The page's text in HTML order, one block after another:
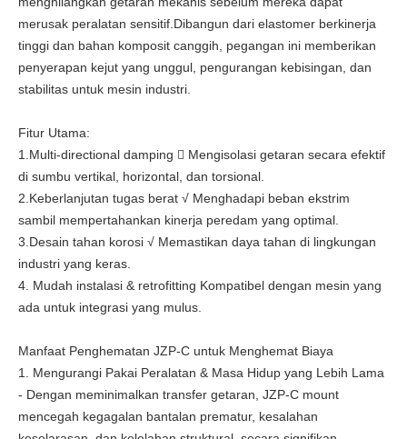
merusak peralatan sensitif.Dibangun dari elastomer berkinerja
tinggi dan bahan komposit canggih, pegangan ini memberikan
penyerapan kejut yang unggul, pengurangan kebisingan, dan
stabilitas untuk mesin industri.
Fitur Utama:
1.Multi-directional damping  Mengisolasi getaran secara efektif
di sumbu vertikal, horizontal, dan torsional.
2.Keberlanjutan tugas berat √ Menghadapi beban ekstrim
sambil mempertahankan kinerja peredam yang optimal.
3.Desain tahan korosi √ Memastikan daya tahan di lingkungan
industri yang keras.
4. Mudah instalasi & retrofitting Kompatibel dengan mesin yang
ada untuk integrasi yang mulus.
Manfaat Penghematan JZP-C untuk Menghemat Biaya
1. Mengurangi Pakai Peralatan & Masa Hidup yang Lebih Lama
- Dengan meminimalkan transfer getaran, JZP-C mount
mencegah kegagalan bantalan prematur, kesalahan